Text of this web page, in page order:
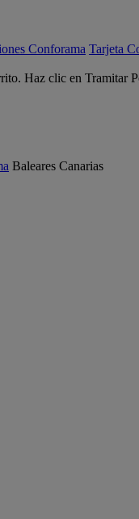
Conforama Tarjeta
Haz clic en Tramitar
Baleares Canarias